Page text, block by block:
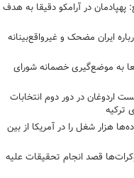
در آرامکو دقیقا به هدف
ایران مضحک و غیرواقع‌بینانه
به موضع‌گیری خصمانه شورای
اردوغان در دور دوم انتخابات
ترکیه
هزار شغل را در آمریکا از بین
قصد انجام تحقیقات علیه